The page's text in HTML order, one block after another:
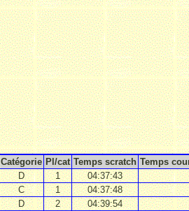
Catégorie Pl/cat Temps scratch Temps
D 1
04:37:43
C 1
04:37:48
D 2
04:39:54